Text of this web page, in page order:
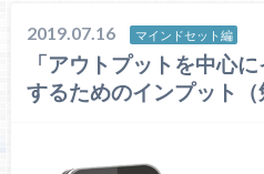
2019.07.16 マインドセット編
「アウトプットを中心
するためのインプット